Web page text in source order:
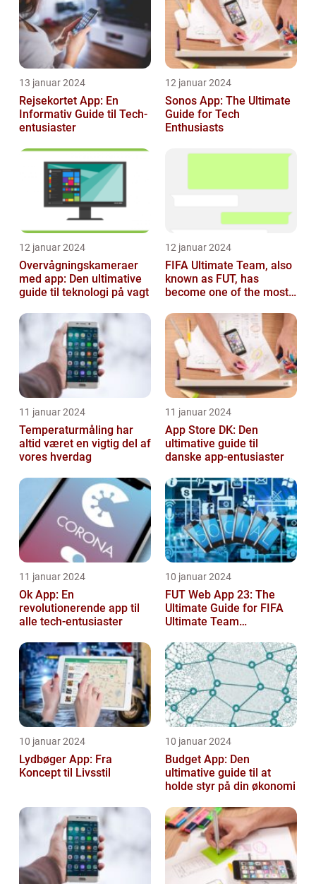
13 januar 2024
Rejsekortet App: En
Informativ Guide til Tech-
entusiaster
12 januar 2024
Sonos App: The Ultimate
Guide for Tech
Enthusiasts
12 januar 2024
Overvågningskameraer
med app: Den ultimative
guide til teknologi på vagt
12 januar 2024
FIFA Ultimate Team, also
known as FUT, has
become one of the most
FIFA franchis...
11 januar 2024
Temperaturmåling har
altid været en vigtig del af
vores hverdag
11 januar 2024
App Store DK: Den
ultimative guide til
danske app-entusiaster
11 januar 2024
Ok App: En
revolutionerende app til
alle tech-entusiaster
10 januar 2024
FUT Web App 23: The
Ultimate Guide for FIFA
Ultimate Team
10 januar 2024
Lydbøger App: Fra
Koncept til Livsstil
10 januar 2024
Budget App: Den
ultimative guide til at
holde styr på din økonomi